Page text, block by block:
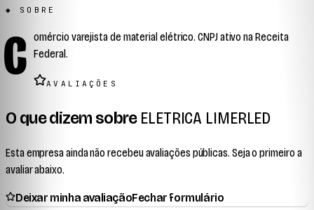
◆ SOBRE
C omércio varejista de material elétrico. CNPJ ativo na Receita
Federal.
AVALIAÇÕES
O que dizem sobre ELETRICA LIMERLED
Esta empresa ainda não recebeu avaliações públicas. Seja o primeiro a
avaliar abaixo.
Deixar minha avaliaçãoFechar formulário